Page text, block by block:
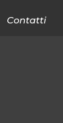
Contatti